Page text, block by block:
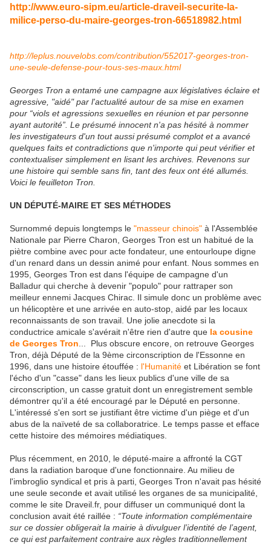
http://www.euro-sipm.eu/article-draveil-securite-la-
milice-perso-du-maire-georges-tron-66518982.html
http://leplus.nouvelobs.com/contribution/552017-georges-tron-
une-seule-defense-pour-tous-ses-maux.html
Georges Tron a entamé une campagne aux législatives éclaire et
agressive, "aidé" par l'actualité autour de sa mise en examen
pour “viols et agressions sexuelles en réunion et par personne
ayant autorité”. Le présumé innocent n'a pas hésité à nommer
les investigateurs d'un tout aussi présumé complot et a avancé
quelques faits et contradictions que n'importe qui peut vérifier et
contextualiser simplement en lisant les archives. Revenons sur
une histoire qui semble sans fin, tant des feux ont été allumés.
Voici le feuilleton Tron.
UN DÉPUTÉ-MAIRE ET SES MÉTHODES
Surnommé depuis longtemps le "masseur chinois" à l'Assemblée
Nationale par Pierre Charon, Georges Tron est un habitué de la
piètre combine avec pour acte fondateur, une entourloupe digne
d'un renard dans un dessin animé pour enfant. Nous sommes en
1995, Georges Tron est dans l'équipe de campagne d'un
Balladur qui cherche à devenir "populo" pour rattraper son
meilleur ennemi Jacques Chirac. Il simule donc un problème avec
un hélicoptère et une arrivée en auto-stop, aidé par les locaux
reconnaissants de son travail. Une jolie anecdote si la
conductrice amicale s'avérait n'être rien d'autre que la cousine
de Georges Tron ... Plus obscure encore, on retrouve Georges
Tron, déjà Député de la 9ème circonscription de l'Essonne en
1996, dans une histoire étouffée : l'Humanité et Libération se font
l'écho d'un "casse" dans les lieux publics d'une ville de sa
circonscription, un casse gratuit dont un enregistrement semble
démontrer qu'il a été encouragé par le Député en personne.
L'intéressé s'en sort se justifiant être victime d'un piège et d'un
abus de la naïveté de sa collaboratrice. Le temps passe et efface
cette histoire des mémoires médiatiques.
Plus récemment, en 2010, le député-maire a affronté la CGT
dans la radiation baroque d'une fonctionnaire. Au milieu de
l'imbroglio syndical et pris à parti, Georges Tron n'avait pas hésité
une seule seconde et avait utilisé les organes de sa municipalité,
comme le site Draveil.fr, pour diffuser un communiqué dont la
conclusion avait été raillée : “Toute information complémentaire
sur ce dossier obligerait la mairie à divulguer l’identité de l’agent,
ce qui est parfaitement contraire aux règles traditionnellement